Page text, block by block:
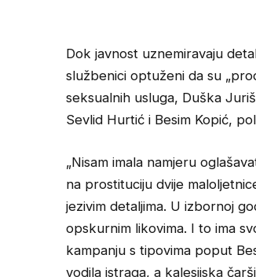
Dok javnost uznemiravaju
službenici optuženi da su
seksualnih usluga, Duška
Sevlid Hurtić i Besim Kopić,
„Nisam imala namjeru
na prostituciju dvije
jezivim detaljima. U izbornoj
opskurnim likovima. I to ima
kampanju s tipovima poput
vodila istraga, a kalesijska